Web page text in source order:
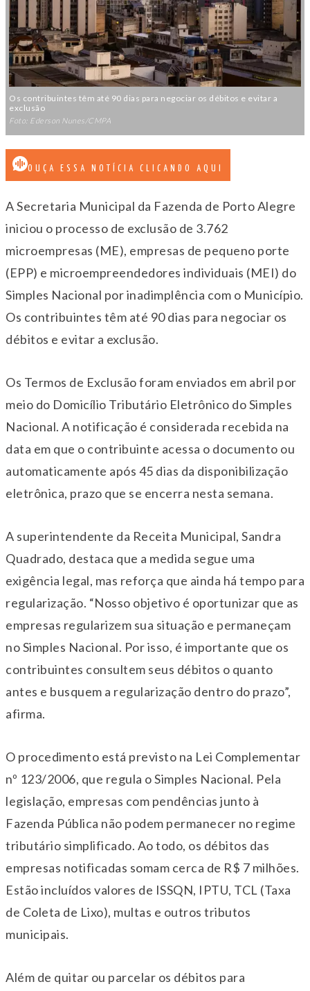
Os contribuintes têm até 90 dias para negociar os débitos e evitar a
exclusão
Foto: Ederson Nunes/CMPA
OUÇA ESSA NOTÍCIA CLICANDO AQUI
A Secretaria Municipal da Fazenda de Porto Alegre
iniciou o processo de exclusão de 3.762
microempresas (ME), empresas de pequeno porte
(EPP) e microempreendedores individuais (MEI) do
Simples Nacional por inadimplência com o Município.
Os contribuintes têm até 90 dias para negociar os
débitos e evitar a exclusão.
Os Termos de Exclusão foram enviados em abril por
meio do Domicílio Tributário Eletrônico do Simples
Nacional. A notificação é considerada recebida na
data em que o contribuinte acessa o documento ou
automaticamente após 45 dias da disponibilização
eletrônica, prazo que se encerra nesta semana.
A superintendente da Receita Municipal, Sandra
Quadrado, destaca que a medida segue uma
exigência legal, mas reforça que ainda há tempo para
regularização. “Nosso objetivo é oportunizar que as
empresas regularizem sua situação e permaneçam
no Simples Nacional. Por isso, é importante que os
contribuintes consultem seus débitos o quanto
antes e busquem a regularização dentro do prazo”,
afirma.
O procedimento está previsto na Lei Complementar
nº 123/2006, que regula o Simples Nacional. Pela
legislação, empresas com pendências junto à
Fazenda Pública não podem permanecer no regime
tributário simplificado. Ao todo, os débitos das
empresas notificadas somam cerca de R$ 7 milhões.
Estão incluídos valores de ISSQN, IPTU, TCL (Taxa
de Coleta de Lixo), multas e outros tributos
municipais.
Além de quitar ou parcelar os débitos para